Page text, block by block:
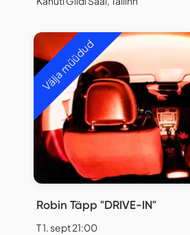
Välja müüdud
Robin Täpp "DRIVE-IN"
T 1. sept 21:00